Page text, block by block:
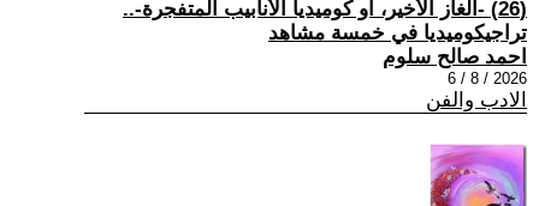
(26) -الغاز الأخير، أو كوميديا الأنابيب المتفجرة-..
تراجيكوميديا في خمسة مشاهد
احمد صالح سلوم
2026 / 8 / 6
الادب والفن